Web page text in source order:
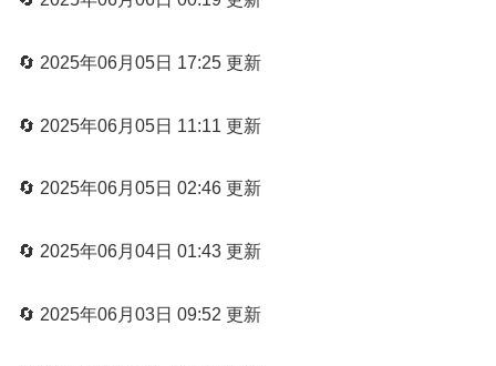
🔄 2025年06月05日 17:25 更新
🔄 2025年06月05日 11:11 更新
🔄 2025年06月05日 02:46 更新
🔄 2025年06月04日 01:43 更新
🔄 2025年06月03日 09:52 更新